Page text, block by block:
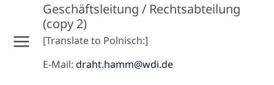
Geschäftsleitung / Rechtsabteilung
(copy 2)
[Translate to Polnisch:]
E-Mail: draht.hamm@wdi.de